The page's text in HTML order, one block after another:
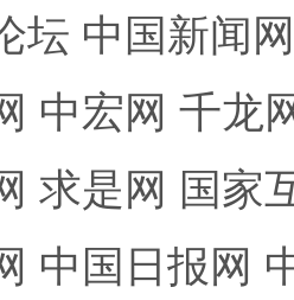
坛 中国新闻网
中宏网 千龙
求是网 国家
中国日报网